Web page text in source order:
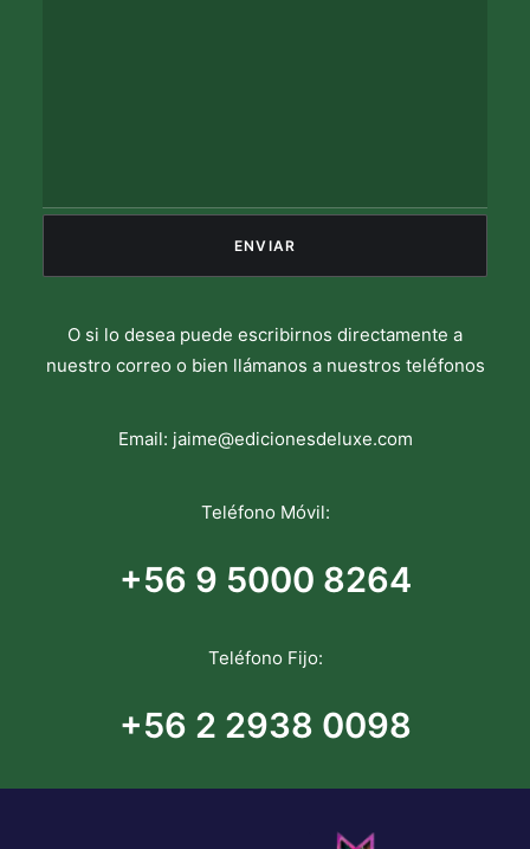
O si lo desea puede escribirnos directamente a
nuestro correo o bien llámanos a nuestros teléfonos
Email: jaime@edicionesdeluxe.com
Teléfono Móvil:
+56 9 5000 8264
Teléfono Fijo:
+56 2 2938 0098